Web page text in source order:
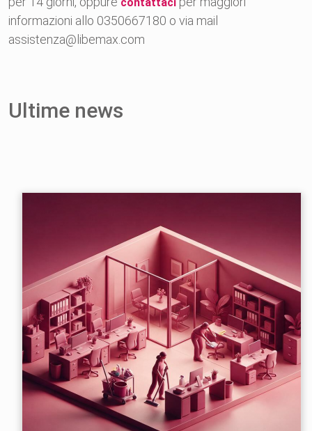
informazioni allo 0350667180 o via mail
assistenza@libemax.com
Ultime news